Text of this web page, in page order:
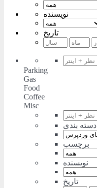
نویسنده
تاریخ
Parking
Gas
Food
Coffee
Misc
دسته بندی
برچسب
نویسنده
تاریخ